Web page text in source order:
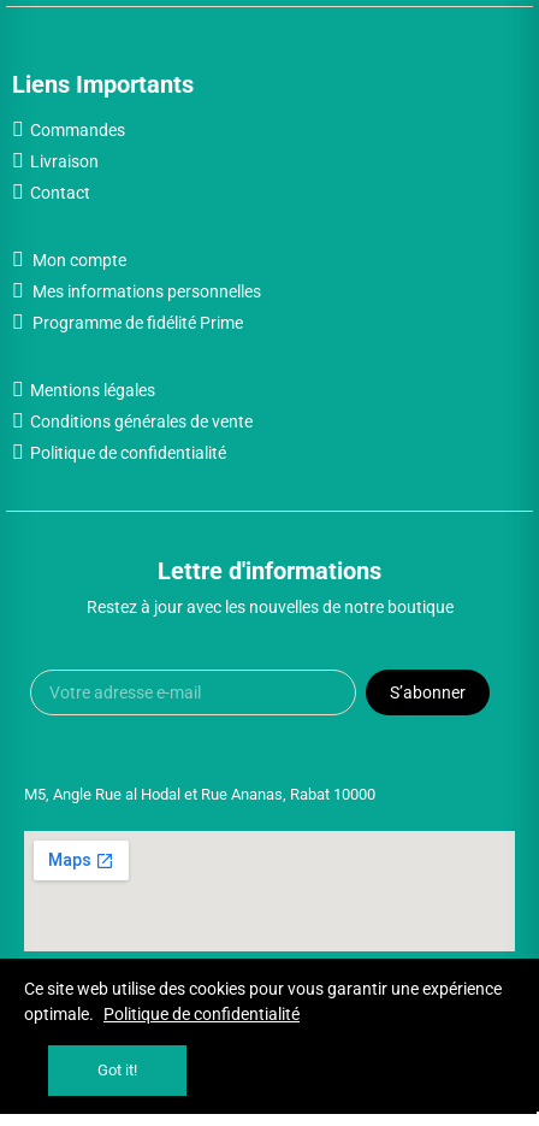
Liens Importants
Commandes
Livraison
Contact
Mon compte
Mes informations personnelles
Programme de fidélité Prime
Mentions légales
Conditions générales de vente
Politique de confidentialité
Lettre d'informations
Restez à jour avec les nouvelles de notre boutique
S’abonner
M5, Angle Rue al Hodal et Rue Ananas, Rabat 10000
Ce site web utilise des cookies pour vous garantir une expérience
optimale.
Politique de confidentialité
Got it!